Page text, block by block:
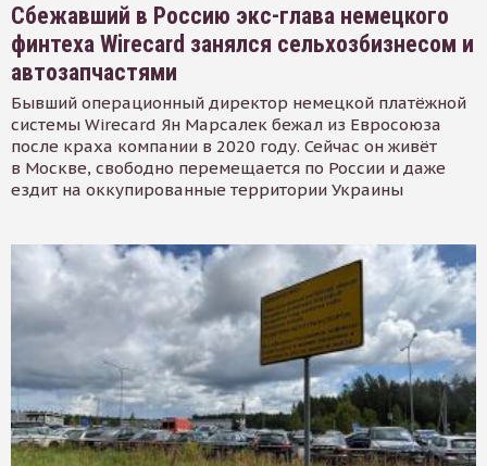
Сбежавший в Россию экс-глава немецкого
финтеха Wirecard занялся сельхозбизнесом и
автозапчастями
Бывший операционный директор немецкой платёжной
системы Wirecard Ян Марсалек бежал из Евросоюза
после краха компании в 2020 году. Сейчас он живёт
в Москве, свободно перемещается по России и даже
ездит на оккупированные территории Украины